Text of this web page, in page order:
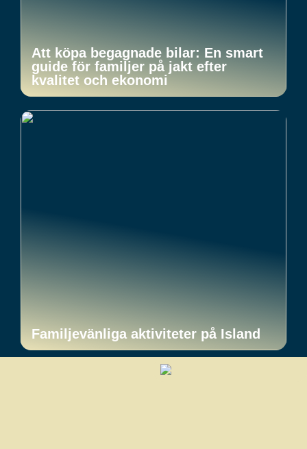
Att köpa begagnade bilar: En smart
guide för familjer på jakt efter
kvalitet och ekonomi
Familjevänliga aktiviteter på Island